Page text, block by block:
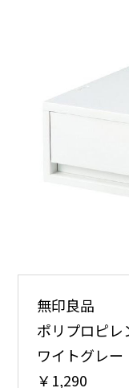
無印良品
ポリプロピレ
ワイトグレー
￥1,290